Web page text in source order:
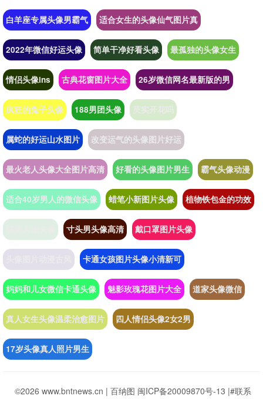
白羊座专属头像男霸气 适合女生的头像仙气图片真
2022年微信好运头像 简单干净好看头像 最孤独的头像女生
情侣头像ins 古典花窗图片大全 26岁微信网名最新版的男
疯狂的兔子头像 188男团头像 芡实开花吗
属蛇的好运山水图片 改变运气的头像图片好运
最火老人头像大全图片高清 好看的头像图片男生 霸气头像动漫
适合40岁男人的微信头像 蜡笔小新图片头像 植物铁包金的功效
寸头男头像高清 戴口罩图片头像
卡通女孩图片头像小清新可
妈妈和儿女微信卡通头像 魅影玫瑰花图片大全 道家头像微信
真人女生头像温柔治愈图片 四人情侣头像2女2男
17岁头像真人照片男生
©2026 www.bntnews.cn | 百纳图 闽ICP备20009870号-13 |#联系